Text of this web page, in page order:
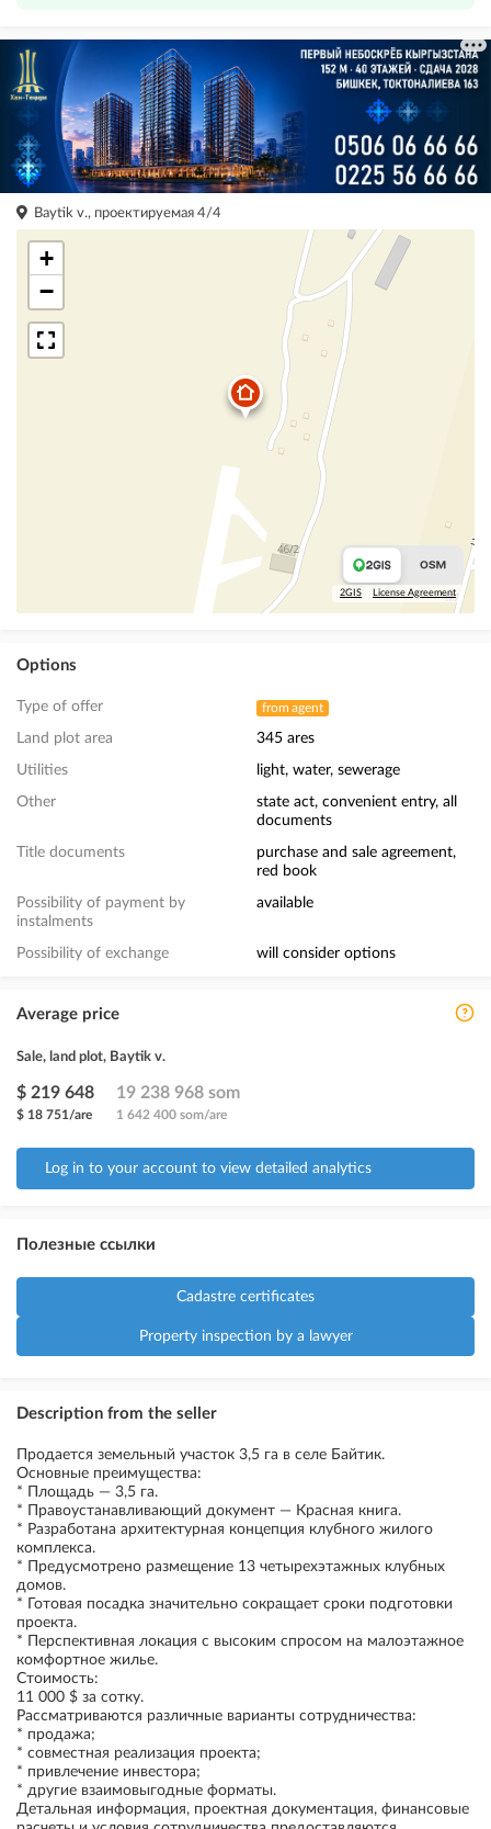
Baytik v., проектируемая 4/4
+
−
2GIS License Agreement
Options
Type of offer from agent
Land plot area 345 ares
Utilities light, water, sewerage
Other
state act, convenient entry, all
documents
Title documents
purchase and sale agreement,
red book
Possibility of payment by
instalments
available
Possibility of exchange will consider options
Average price
Sale, land plot, Baytik v.
$ 219 648
$ 18 751/are
19 238 968 som
1 642 400 som/are
Log in to your account to view detailed analytics
Полезные ссылки
Cadastre certificates
Property inspection by a lawyer
Description from the seller
Продается земельный участок 3,5 га в селе Байтик.
Основные преимущества:
* Площадь — 3,5 га.
* Правоустанавливающий документ — Красная книга.
* Разработана архитектурная концепция клубного жилого
комплекса.
* Предусмотрено размещение 13 четырехэтажных клубных
домов.
* Готовая посадка значительно сокращает сроки подготовки
проекта.
* Перспективная локация с высоким спросом на малоэтажное
комфортное жилье.
Стоимость:
11 000 $ за сотку.
Рассматриваются различные варианты сотрудничества:
* продажа;
* совместная реализация проекта;
* привлечение инвестора;
* другие взаимовыгодные форматы.
Детальная информация, проектная документация, финансовые